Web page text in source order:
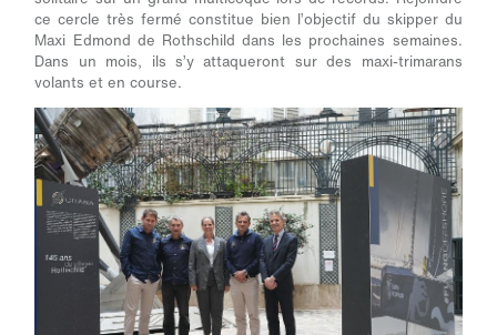
ce cercle très fermé constitue bien l’objectif du skipper du
Maxi Edmond de Rothschild dans les prochaines semaines.
Dans un mois, ils s’y attaqueront sur des maxi-trimarans
volants et en course.